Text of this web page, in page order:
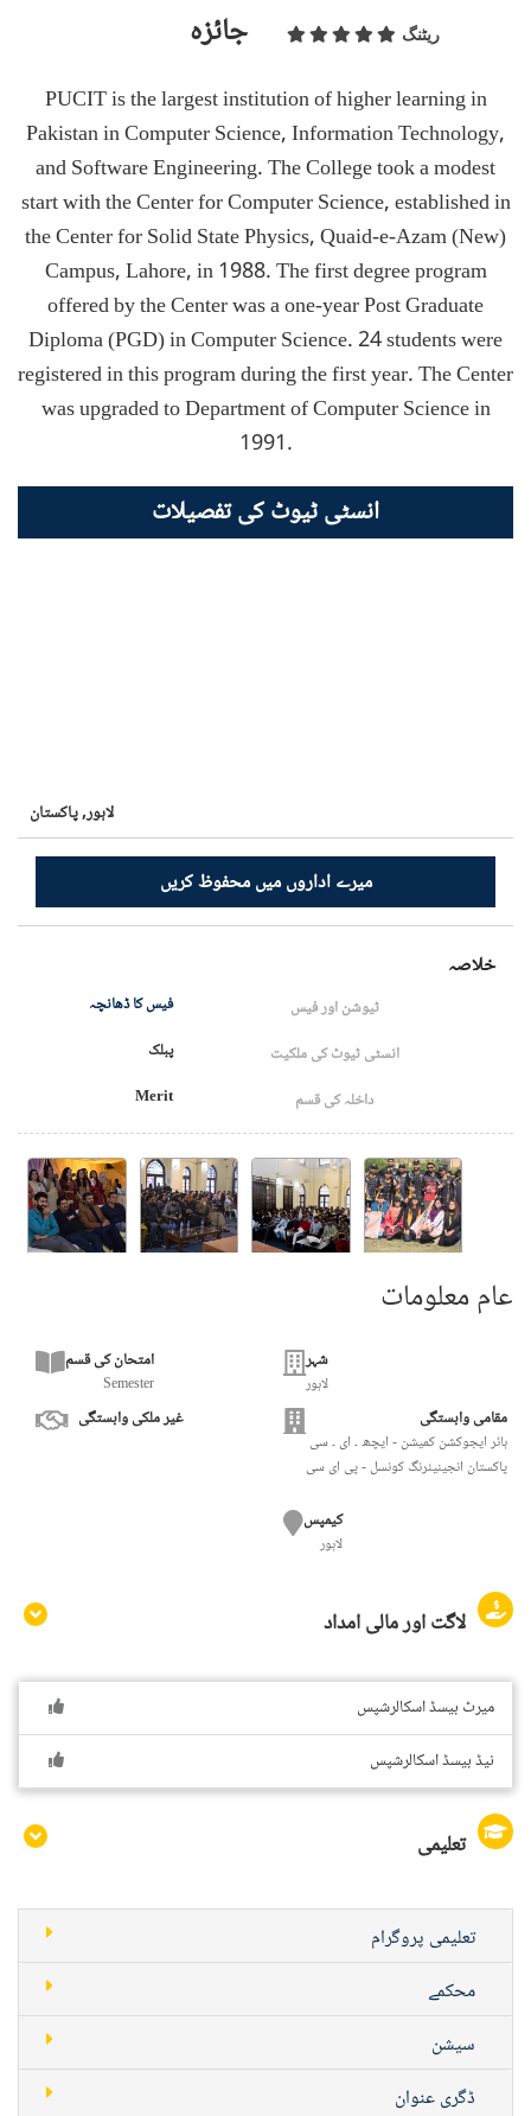
جائزہ ریٹنگ
PUCIT is the largest institution of higher learning in
Pakistan in Computer Science, Information Technology,
and Software Engineering. The College took a modest
start with the Center for Computer Science, established in
the Center for Solid State Physics, Quaid-e-Azam (New)
Campus, Lahore, in 1988. The first degree program
offered by the Center was a one-year Post Graduate
Diploma (PGD) in Computer Science. 24 students were
registered in this program during the first year. The Center
was upgraded to Department of Computer Science in
1991.
انسٹی ٹیوٹ کی تفصیلات
لاہور,پاکستان
میرے اداروں میں محفوظ کریں
خلاصہ
ٹیوشن اور فیس
فیس کا ڈھانچہ
انسٹی ٹیوٹ کی ملکیت
پبلک
داخلہ کی قسم
Merit
عام معلومات
شہر
لاہور
امتحان کی قسم
Semester
مقامی وابستگی
ہائر ایجوکشن کمیشن - ایچھ ۔ ای ۔ سی
پاکستان انجینیئرنگ کونسل - پی ای سی
غیر ملکی وابستگی
کیمپس
لاہور
لاگت اور مالی امداد
میرٹ بیسڈ اسکالرشپس
نیڈ بیسڈ اسکالرشپس
تعلیمی
تعلیمی پروگرام
محکمے
سیشن
ڈگری عنوان